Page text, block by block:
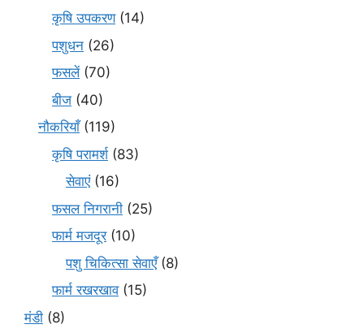
कृषि उपकरण(14)
पशुधन (26)
फसलें(70)
बीज (40)
नौकरियाँ(119)
कृषि परामर्श(83)
सेवाएं(16)
फसल निगरानी (25)
फार्म मजदूर(10)
पशु चिकित्सा सेवाएँ(8)
फार्म रखरखाव(15)
मंडी (8)